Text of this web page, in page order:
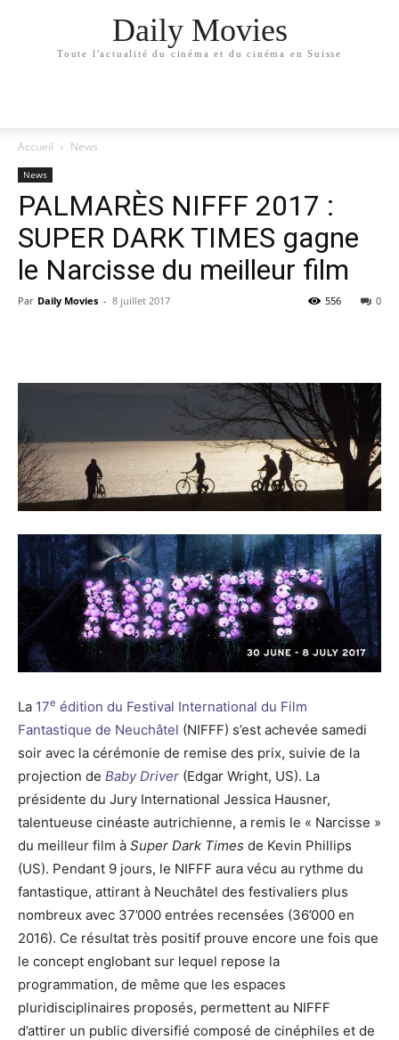
Daily Movies
Toute l'actualité du cinéma et du cinéma en Suisse
Accueil News
News
PALMARÈS NIFFF 2017 :
SUPER DARK TIMES gagne
le Narcisse du meilleur film
Par Daily Movies - 8 juillet 2017 0
556
La 17e édition du Festival International du Film
Fantastique de Neuchâtel (NIFFF) s’est achevée samedi
soir avec la cérémonie de remise des prix, suivie de la
projection de Baby Driver (Edgar Wright, US). La
présidente du Jury International Jessica Hausner,
talentueuse cinéaste autrichienne, a remis le « Narcisse »
du meilleur film à Super Dark Times de Kevin Phillips
(US). Pendant 9 jours, le NIFFF aura vécu au rythme du
fantastique, attirant à Neuchâtel des festivaliers plus
nombreux avec 37’000 entrées recensées (36’000 en
2016). Ce résultat très positif prouve encore une fois que
le concept englobant sur lequel repose la
programmation, de même que les espaces
pluridisciplinaires proposés, permettent au NIFFF
d’attirer un public diversifié composé de cinéphiles et de